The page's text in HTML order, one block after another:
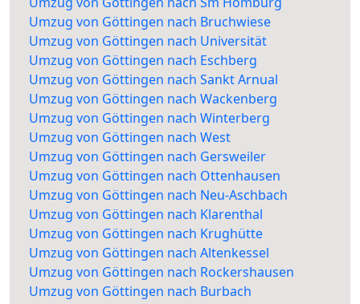
Umzug von Göttingen nach Bruchwiese
Umzug von Göttingen nach Universität
Umzug von Göttingen nach Eschberg
Umzug von Göttingen nach Sankt Arnual
Umzug von Göttingen nach Wackenberg
Umzug von Göttingen nach Winterberg
Umzug von Göttingen nach West
Umzug von Göttingen nach Gersweiler
Umzug von Göttingen nach Ottenhausen
Umzug von Göttingen nach Neu-Aschbach
Umzug von Göttingen nach Klarenthal
Umzug von Göttingen nach Krughütte
Umzug von Göttingen nach Altenkessel
Umzug von Göttingen nach Rockershausen
Umzug von Göttingen nach Burbach